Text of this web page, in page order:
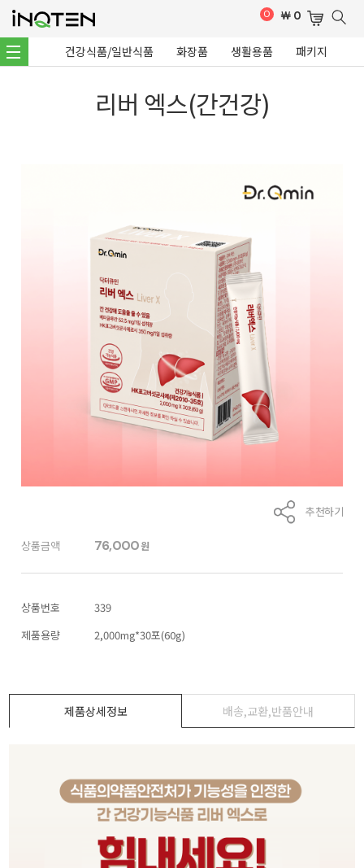
건강식품/일반식품 화장품 생활용품 패키지
0 ￦ 0
리버 엑스(간건강)
추천하기
상품금액 76,000원
상품번호
339
제품용량
2,000mg*30포(60g)
제품상세정보 배송,교환,반품안내